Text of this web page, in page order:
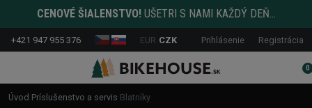
CENOVÉ ŠIALENSTVO! UŠETRI S NAMI KAŽDÝ DEŇ...
+421 947 955 376 EUR CZK Prihlásenie Registrácia
0
Úvod Príslušenstvo a servis Blatníky